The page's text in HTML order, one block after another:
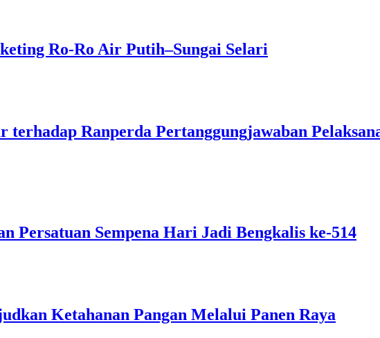
Ro-Ro Air Putih–Sungai Selari
Ranperda Pertanggungjawaban
Persatuan Sempena Hari Jadi Bengkalis ke-514
Ketahanan Pangan Melalui Panen Raya